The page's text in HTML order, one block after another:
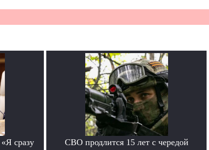
сразу
СВО продлится 15 лет с чередой